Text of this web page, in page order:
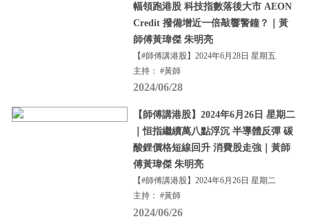
幅領跑港股 科技指數落後大市 AEON
Credit 撥備增近一倍敲響警鐘？｜黃
師傅黃瑋傑 朱明亮
【#師傅講港股】2024年6月28日 星期五
主持： #黃師
2024/06/28
【師傅講港股】2024年6月26日 星期二
｜恒指繼續萬八點浮沉 半導體反彈 碳
酸鋰價格短線回升 消費股走強｜黃師
傅黃瑋傑 朱明亮
【#師傅講港股】2024年6月26日 星期二
主持： #黃師
2024/06/26